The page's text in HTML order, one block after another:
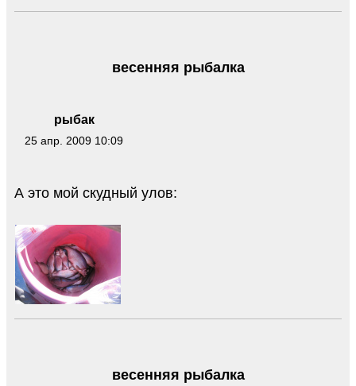
рыбак
25 апр. 2009 10:09
весенняя рыбалка
А это мой скудный улов:
весенняя рыбалка